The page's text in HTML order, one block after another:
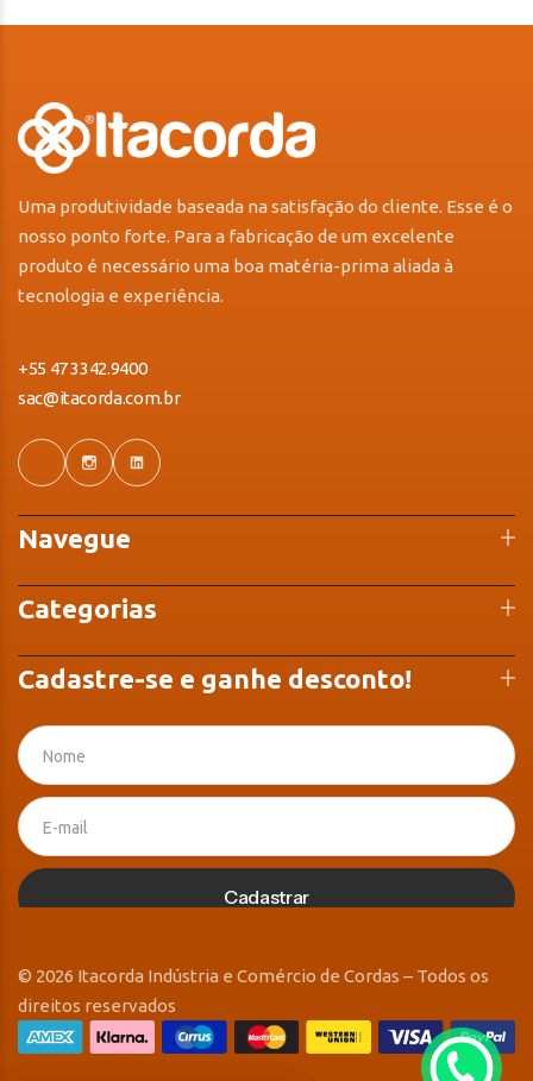
Uma produtividade baseada na satisfação do cliente. Esse é o
nosso ponto forte. Para a fabricação de um excelente
produto é necessário uma boa matéria-prima aliada à
tecnologia e experiência.
+55 47 3342.9400
sac@itacorda.com.br
Navegue
Categorias
Cadastre-se e ganhe desconto!
Cadastrar
© 2026 Itacorda Indústria e Comércio de Cordas – Todos os
direitos reservados